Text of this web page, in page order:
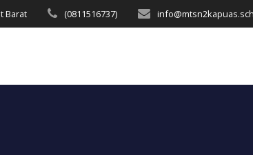
Barat (0811516737)